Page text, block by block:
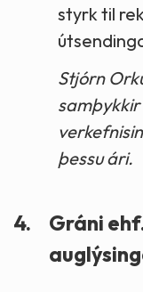
styrk til
Stjórn
þessu ári.
4.
Gráni